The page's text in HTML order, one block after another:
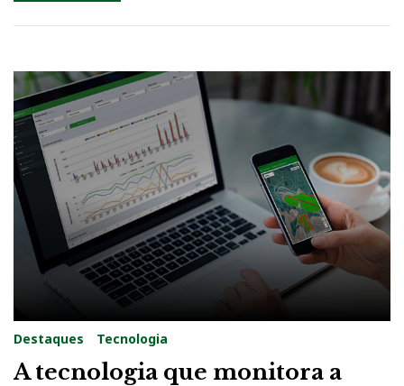
Destaques Tecnologia
A tecnologia que monitora a